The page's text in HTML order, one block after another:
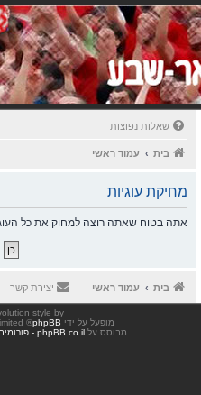
שאלות נפוצות
בית עמוד ראשי
מחיקת עוגיות
אתה בטוח שאתה רוצה למחוק את כל
בית עמוד ראשי יצירת קשר
style by
מופעל על ידי phpBB
® Forum Software © phpBB Limited
מבוסס על phpBB.co.il - פורומים בעברית